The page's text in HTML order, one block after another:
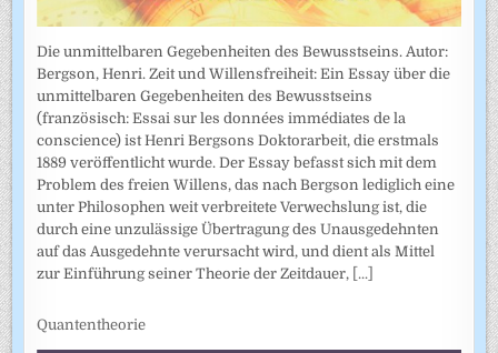
Die unmittelbaren Gegebenheiten des Bewusstseins. Autor:
Bergson, Henri. Zeit und Willensfreiheit: Ein Essay über die
unmittelbaren Gegebenheiten des Bewusstseins
(französisch: Essai sur les données immédiates de la
conscience) ist Henri Bergsons Doktorarbeit, die erstmals
1889 veröffentlicht wurde. Der Essay befasst sich mit dem
Problem des freien Willens, das nach Bergson lediglich eine
unter Philosophen weit verbreitete Verwechslung ist, die
durch eine unzulässige Übertragung des Unausgedehnten
auf das Ausgedehnte verursacht wird, und dient als Mittel
zur Einführung seiner Theorie der Zeitdauer, [...]
Quantentheorie